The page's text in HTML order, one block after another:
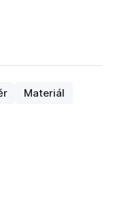
Materiál